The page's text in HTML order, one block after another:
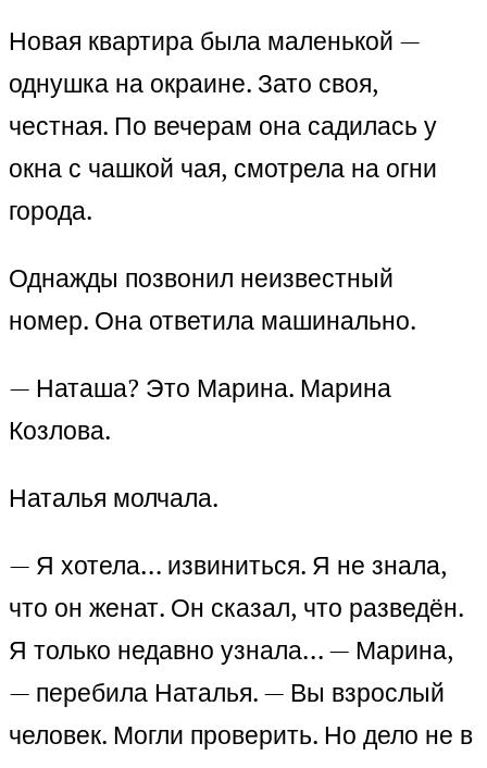
Новая квартира была маленькой —
однушка на окраине. Зато своя,
честная. По вечерам она садилась у
окна с чашкой чая, смотрела на огни
города.
Однажды позвонил неизвестный
номер. Она ответила машинально.
— Наташа? Это Марина. Марина
Козлова.
Наталья молчала.
— Я хотела… извиниться. Я не знала,
что он женат. Он сказал, что разведён.
Я только недавно узнала… — Марина,
— перебила Наталья. — Вы взрослый
человек. Могли проверить. Но дело не в